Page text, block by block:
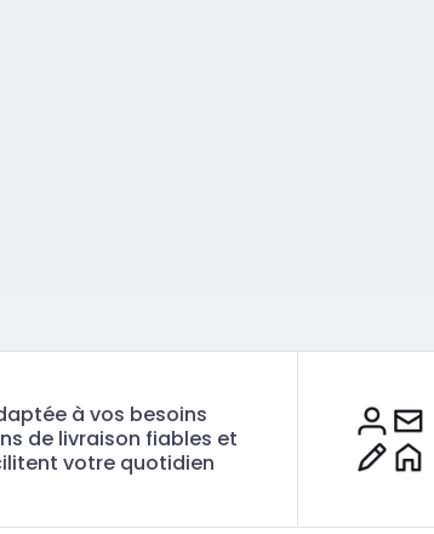
à vos besoins
de livraison fiables et
votre quotidien